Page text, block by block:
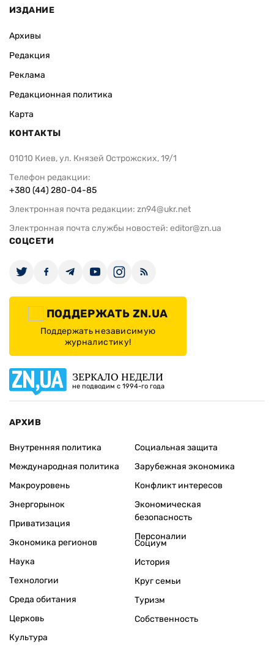
ИЗДАНИЕ
Архивы
Редакция
Реклама
Редакционная политика
Карта
КОНТАКТЫ
01010 Киев, ул. Князей Острожских, 19/1
Телефон редакции:
+380 (44) 280-04-85
Электронная почта редакции: zn94@ukr.net
Электронная почта службы новостей: editor@zn.ua
СОЦСЕТИ
ПОДДЕРЖАТЬ ZN.UA
Поддержать независимую
журналистику!
ЗЕРКАЛО НЕДЕЛИ
не подводим с 1994-го года
АРХИВ
Внутренняя политика
Международная политика
Макроуровень
Энергорынок
Приватизация
Экономика регионов
Социальная защита
Зарубежная экономика
Конфликт интересов
Экономическая
безопасность
Персоналии
Наука
Технологии
Среда обитания
Церковь
Культура
Социум
История
Круг семьи
Туризм
Собственность